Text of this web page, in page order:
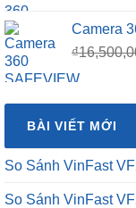
Camera
₫
BÀI VIẾT MỚI
So Sánh VinFast
So Sánh VinFast